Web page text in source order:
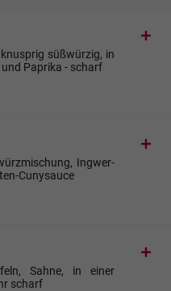
süßwürzig, in
Paprika - scharf
Ingwer-
Cunysauce
Sahne, in einer
scharf